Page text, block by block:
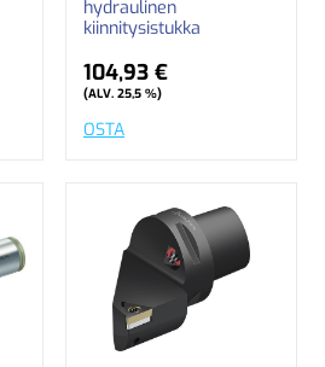
hydraulinen
kiinnitysistukka
104,93 €
(ALV. 25,5 %)
OSTA